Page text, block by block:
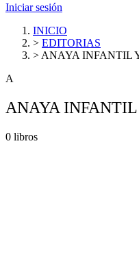
Iniciar sesión
INICIO
> EDITORIAS
> ANAYA INFANTIL
A
ANAYA
0 libros